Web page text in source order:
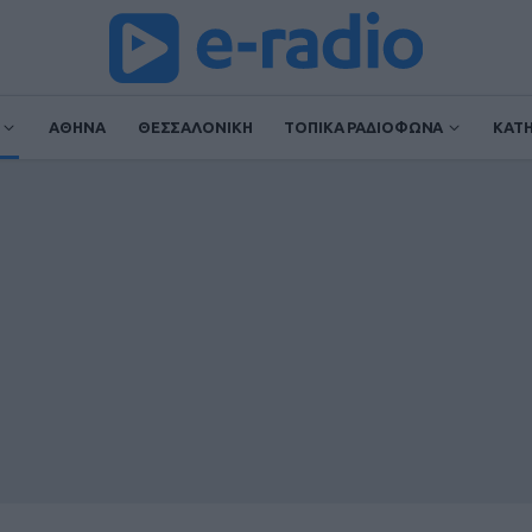
ΑΘΗΝΑ ΘΕΣΣΑΛΟΝΙΚΗ ΤΟΠΙΚΑ ΡΑΔΙΟΦΩΝΑ